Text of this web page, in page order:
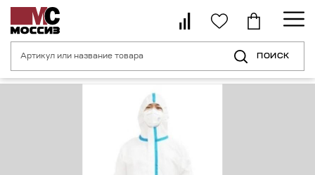
ПОИСК
Главная страница Защитные комбинезоны